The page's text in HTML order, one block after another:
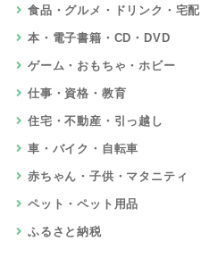
食品・グルメ・ドリンク・宅配
本・電子書籍・CD・DVD
ゲーム・おもちゃ・ホビー
仕事・資格・教育
住宅・不動産・引っ越し
車・バイク・自転車
赤ちゃん・子供・マタニティ
ペット・ペット用品
ふるさと納税